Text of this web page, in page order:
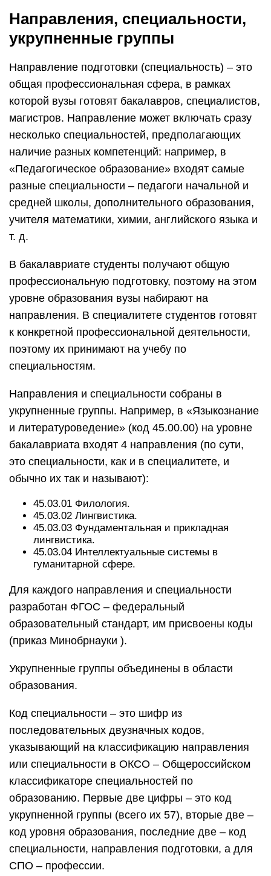
Направления, специальности,
укрупненные группы
Направление подготовки (специальность) – это
общая профессиональная сфера, в рамках
которой вузы готовят бакалавров, специалистов,
магистров. Направление может включать сразу
несколько специальностей, предполагающих
наличие разных компетенций: например, в
«Педагогическое образование» входят самые
разные специальности – педагоги начальной и
средней школы, дополнительного образования,
учителя математики, химии, английского языка и
т. д.
В бакалавриате студенты получают общую
профессиональную подготовку, поэтому на этом
уровне образования вузы набирают на
направления. В специалитете студентов готовят
к конкретной профессиональной деятельности,
поэтому их принимают на учебу по
специальностям.
Направления и специальности собраны в
укрупненные группы. Например, в «Языкознание
и литературоведение» (код 45.00.00) на уровне
бакалавриата входят 4 направления (по сути,
это специальности, как и в специалитете, и
обычно их так и называют):
45.03.01 Филология.
45.03.02 Лингвистика.
45.03.03 Фундаментальная и прикладная
лингвистика.
45.03.04 Интеллектуальные системы в
гуманитарной сфере.
Для каждого направления и специальности
разработан ФГОС – федеральный
образовательный стандарт, им присвоены коды
(приказ Минобрнауки ).
Укрупненные группы объединены в области
образования.
Код специальности – это шифр из
последовательных двузначных кодов,
указывающий на классификацию направления
или специальности в ОКСО – Общероссийском
классификаторе специальностей по
образованию. Первые две цифры – это код
укрупненной группы (всего их 57), вторые две –
код уровня образования, последние две – код
специальности, направления подготовки, а для
СПО – профессии.